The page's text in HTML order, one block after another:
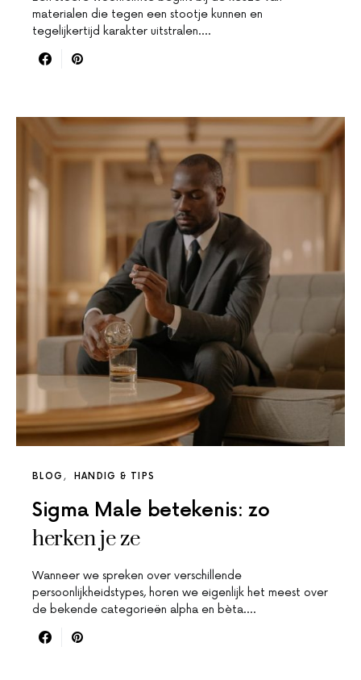
materialen die tegen een stootje kunnen en
tegelijkertijd karakter uitstralen.…
BLOG HANDIG & TIPS
Sigma Male betekenis: zo
herken je ze
Wanneer we spreken over verschillende
persoonlijkheidstypes, horen we eigenlijk het meest over
de bekende categorieën alpha en bèta.…